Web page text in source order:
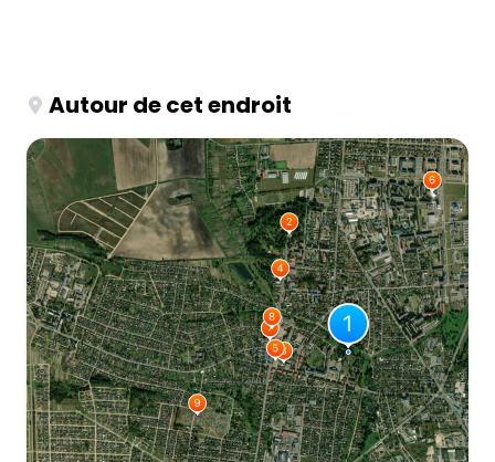
Autour de cet endroit